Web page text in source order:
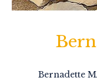
Bernadette